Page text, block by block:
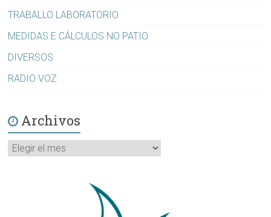
TRABALLO LABORATORIO
MEDIDAS E CÁLCULOS NO PATIO
DIVERSOS
RADIO VOZ
Archivos
Archivos